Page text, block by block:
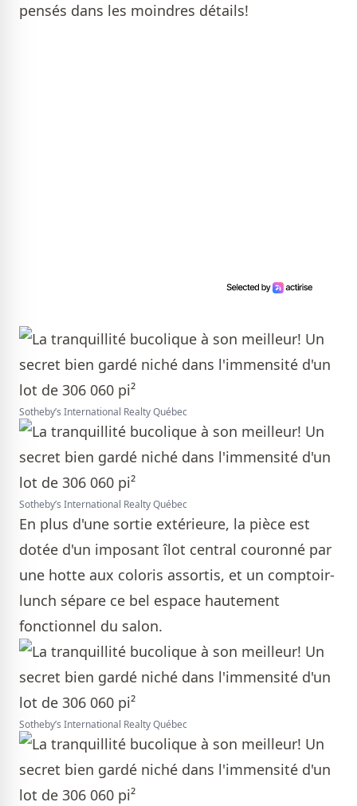
pensés dans les moindres détails!
Sotheby’s International Realty Québec
Sotheby’s International Realty Québec
En plus d'une sortie extérieure, la pièce est
dotée d'un imposant îlot central couronné par
une hotte aux coloris assortis, et un comptoir-
lunch sépare ce bel espace hautement
fonctionnel du salon.
Sotheby’s International Realty Québec